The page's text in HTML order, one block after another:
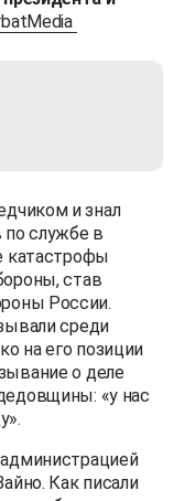
и знал
по службе в
катастрофы
став
России.
среди
на его позиции
о деле
«у нас
Как писали